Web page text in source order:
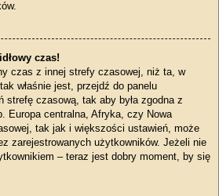
czas!
czas z innej strefy czasowej, niż ta, w
właśnie jest, przejdź do panelu
strefę czasową, tak aby była zgodna z
Europa centralna, Afryka, czy Nowa
tak jak i większości ustawień, może
zarejestrowanych użytkowników. Jeżeli nie
– teraz jest dobry moment, by się